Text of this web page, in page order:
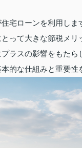
宅ローンを利用し
って大きな節税メ
ラスの影響をもた
的な仕組みと重要性